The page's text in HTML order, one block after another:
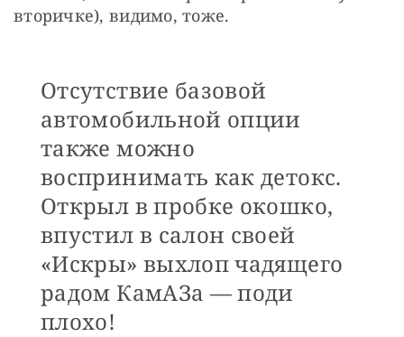
вторичке), видимо, тоже.
Отсутствие базовой
автомобильной опции
также можно
воспринимать как детокс.
Открыл в пробке окошко,
впустил в салон своей
«Искры» выхлоп чадящего
радом КамАЗа — поди
плохо!